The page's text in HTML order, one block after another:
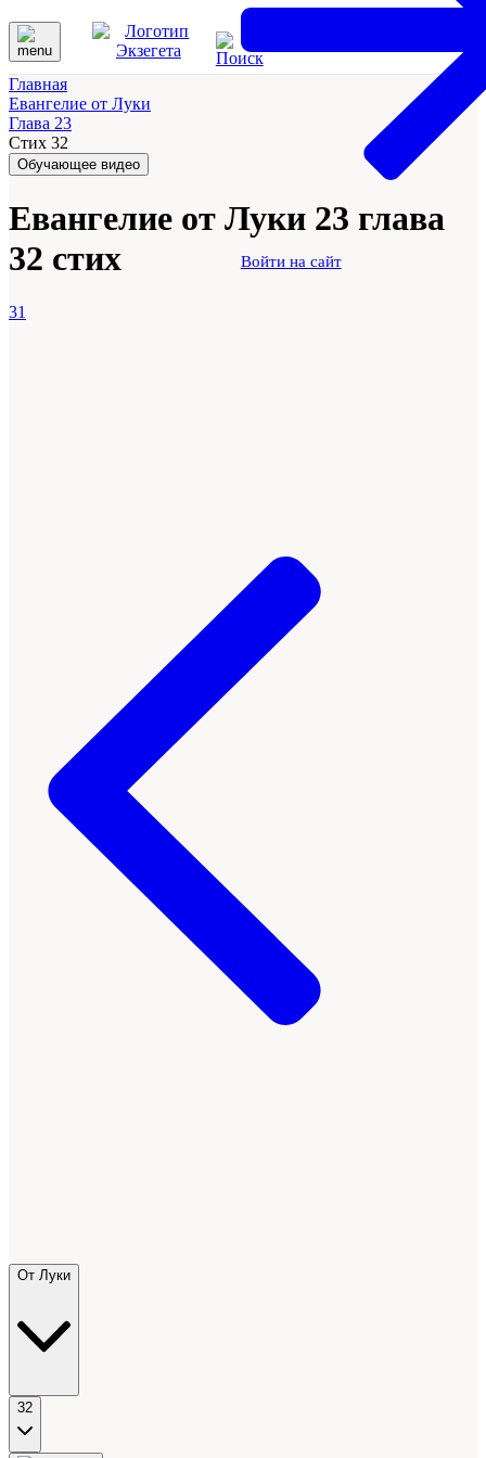
Войти на сайт
Главная
Евангелие от Луки
Глава 23
Стих 32
Обучающее видео
Евангелие от Луки 23 глава
32 стих
31
От Луки
32